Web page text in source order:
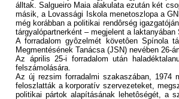
álltak. Salgueiro Maia alakulata ezután két
másik, a Lovassági Iskola menetoszlopa a
még korábban a politikai rendôrség
tárgyalópartnerként – megjelent a
A forradalom gyôzelmét követôen Spínola
Megmentésének Tanácsa (JSN) nevében 26-
Az április 25-i forradalom után
felszámolására.
Az új rezsim forradalmi szakaszában, 1974
feloszlatták a korporatív szervezeteket,
politikai pártok alapításának lehetôségét, a